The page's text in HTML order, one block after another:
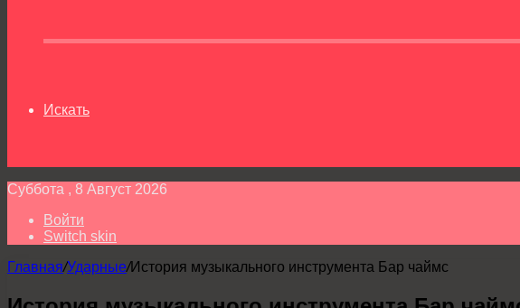
Искать
Суббота , 8 Август 2026
Войти
Switch skin
Главная/Ударные/История музыкального инструмента Бар чаймс